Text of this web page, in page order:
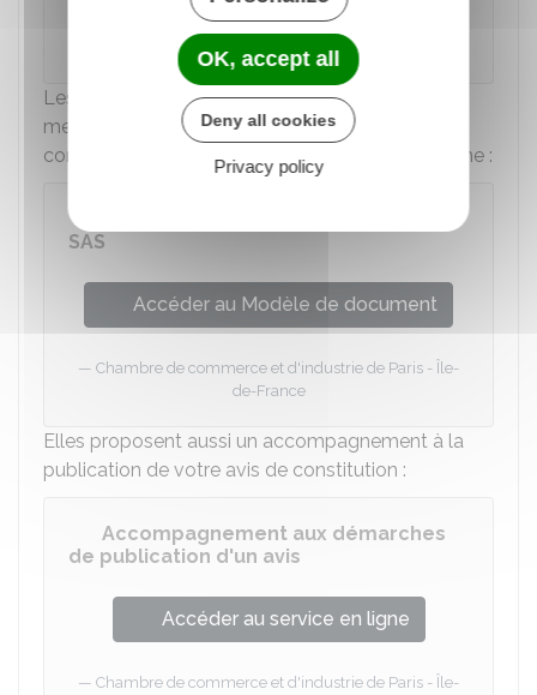
Actulegales.fr
Les chambres de commerce et de l'industrie
mettent à disposition un modèle d'avis de
constitution pour vous aider dans votre démarche :
SAS
Accéder au Modèle de document
Chambre de commerce et d'industrie de Paris - Île-
de-France
Elles proposent aussi un accompagnement à la
publication de votre avis de constitution :
Accompagnement aux démarches
de publication d'un avis
Accéder au service en ligne
Chambre de commerce et d'industrie de Paris - Île-
OK, accept all
Deny all cookies
Privacy policy